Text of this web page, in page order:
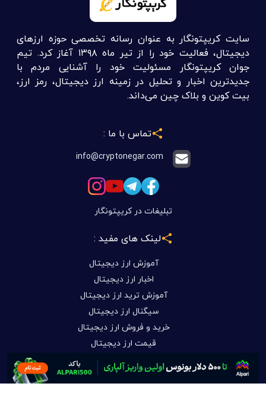
سایت کریپتونگار به عنوان رسانه تخصصی حوزه ارزهای
دیجیتال، فعالیت خود را از تیر ماه ۱۳۹۸ آغاز کرد. تیم
جوان کریپتونگار مسئولیت خود را آشنایی مردم با
جدیدترین اخبار و تحلیل در زمینه ارز دیجیتال، رمز ارز،
بیت کوین و بلاک چین می‌داند.
تماس با ما :
info@cryptonegar.com
تبلیغات در کریپتونگار
لینک های مفید :
آموزش ارز دیجیتال
اخبار ارز دیجیتال
آموزش ترید ارز دیجیتال
سیگنال ارز دیجیتال
خرید و فروش ارز دیجیتال
قیمت ارز دیجیتال
علی اکبر توسل